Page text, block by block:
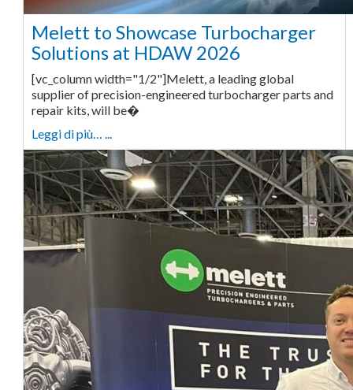
Melett to Showcase Turbocharger
Solutions at HDAW 2026
[vc_column width="1/2"]Melett, a leading global
supplier of precision-engineered turbocharger parts and
repair kits, will be�
Leggi di più… ...